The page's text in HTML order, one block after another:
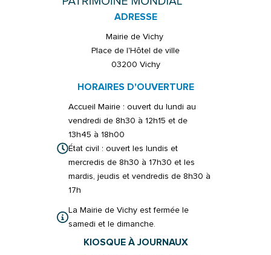
ADRESSE
Mairie de Vichy
Place de l'Hôtel de ville
03200 Vichy
HORAIRES D'OUVERTURE
Accueil Mairie : ouvert du lundi au
vendredi de 8h30 à 12h15 et de
13h45 à 18h00
État civil : ouvert les lundis et
mercredis de 8h30 à 17h30 et les
mardis, jeudis et vendredis de 8h30 à
17h
La Mairie de Vichy est fermée le
samedi et le dimanche.
KIOSQUE À JOURNAUX